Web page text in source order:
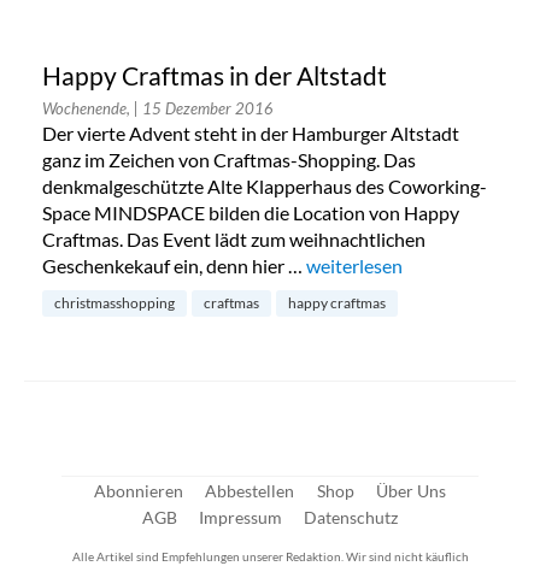
Happy Craftmas in der Altstadt
Wochenende, | 15 Dezember 2016
Der vierte Advent steht in der Hamburger Altstadt
ganz im Zeichen von Craftmas-Shopping. Das
denkmalgeschützte Alte Klapperhaus des Coworking-
Space MINDSPACE bilden die Location von Happy
Craftmas. Das Event lädt zum weihnachtlichen
Geschenkekauf ein, denn hier … „Happy Craftmas in der
weiterlesen
christmasshopping craftmas happy craftmas
Abonnieren Abbestellen Shop
Über Uns
AGB
Impressum Datenschutz
Alle Artikel sind Empfehlungen unserer Redaktion. Wir sind nicht käuflich